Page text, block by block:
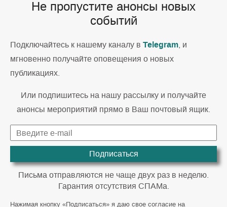
Не пропустите анонсы новых
событий
Подключайтесь к нашему каналу в Telegram, и
мгновенно получайте оповещения о новых
публикациях.
Или подпишитесь на нашу рассылку и получайте
анонсы мероприятий прямо в Ваш почтовый ящик.
Подписаться
Письма отправляются не чаще двух раз в неделю.
Гарантия отсутствия СПАМа.
Нажимая кнопку «Подписаться» я даю свое согласие на